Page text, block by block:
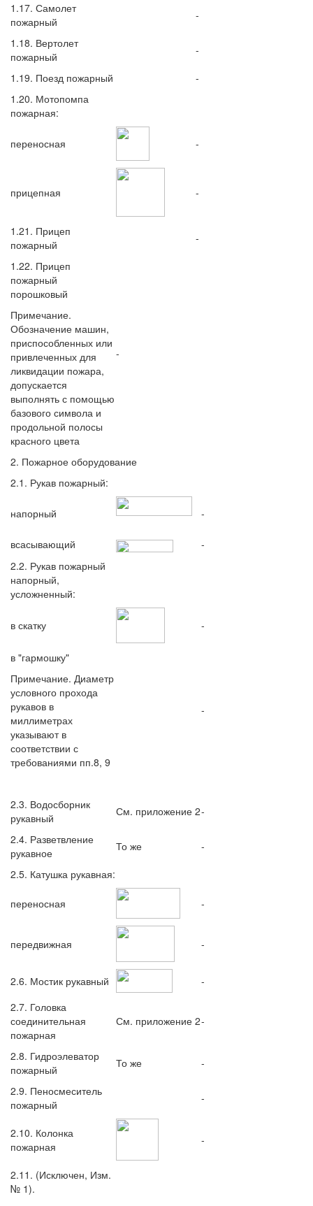
1.17. Самолет
пожарный
-
1.18. Вертолет
пожарный
-
1.19. Поезд пожарный
-
1.20. Мотопомпа
пожарная:
переносная -
прицепная -
1.21. Прицеп
пожарный
-
1.22. Прицеп
пожарный
порошковый
Примечание.
Обозначение машин,
приспособленных или
привлеченных для
ликвидации пожара,
допускается
выполнять с помощью
базового символа и
продольной полосы
красного цвета
-
2. Пожарное оборудование
2.1. Рукав пожарный:
напорный -
всасывающий
-
2.2. Рукав пожарный
напорный,
усложненный:
в скатку -
в "гармошку"
Примечание. Диаметр
условного прохода
рукавов в
миллиметрах
указывают в
соответствии с
требованиями пп.8, 9
-
2.3. Водосборник
рукавный
См. приложение 2-
2.4. Разветвление
рукавное
То же
-
2.5. Катушка рукавная:
переносная -
передвижная -
2.6. Мостик рукавный
-
2.7. Головка
соединительная
пожарная
См. приложение 2-
2.8. Гидроэлеватор
пожарный
То же
-
2.9. Пеносмеситель
пожарный
-
2.10. Колонка
пожарная
-
2.11. (Исключен, Изм.
№ 1).